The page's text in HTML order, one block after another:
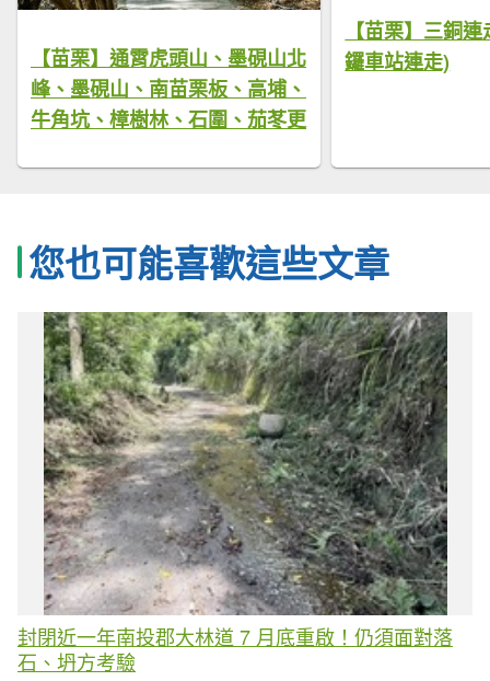
【苗栗】通霄虎頭山、墨硯山北
峰、墨硯山、南苗栗板、高埔、
牛角坑、樟樹林、石圍、茄苳更
【苗栗】三銅
鑼車站連走)
您也可能喜歡這些文章
封閉近一年南投郡大林道 7 月底重啟！仍須面對落
石、坍方考驗